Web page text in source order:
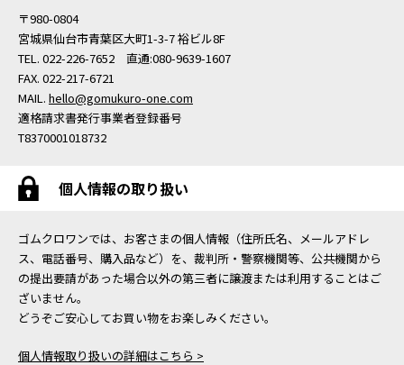
〒980-0804
宮城県仙台市青葉区大町1-3-7 裕ビル8F
TEL. 022-226-7652 直通:080-9639-1607
FAX. 022-217-6721
MAIL. hello@gomukuro-one.com
適格請求書発行事業者登録番号
T8370001018732
個人情報の取り扱い
ゴムクロワンでは、お客さまの個人情報（住所氏名、メールアドレ
ス、電話番号、購入品など）を、裁判所・警察機関等、公共機関から
の提出要請があった場合以外の第三者に譲渡または利用することはご
ざいません。
どうぞご安心してお買い物をお楽しみください。
個人情報取り扱いの詳細はこちら >